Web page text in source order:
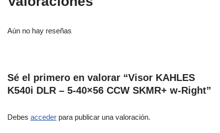
Aún no hay reseñas
Sé el primero en valorar “Visor KAHLES
K540i DLR – 5-40×56 CCW SKMR+ w-Right”
Debes acceder para publicar una valoración.